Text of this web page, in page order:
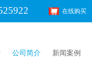
在线购买
公司简介 新闻案例